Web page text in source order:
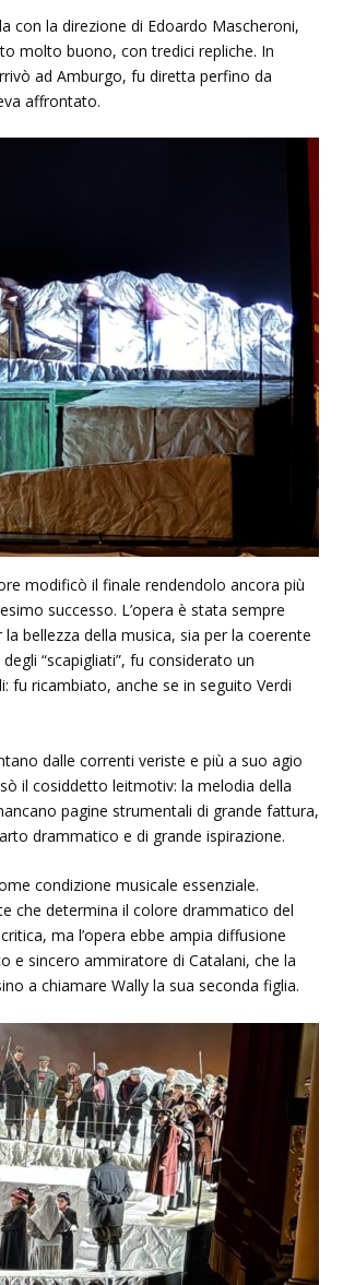
con la direzione di Edoardo Mascheroni,
molto buono, con tredici repliche. In
ad Amburgo, fu diretta perfino da
affrontato.
modificò il finale rendendolo ancora più
successo. L’opera è stata sempre
bellezza della musica, sia per la coerente
“scapigliati”, fu considerato un
fu ricambiato, anche se in seguito Verdi
dalle correnti veriste e più a suo agio
il cosiddetto leitmotiv: la melodia della
pagine strumentali di grande fattura,
drammatico e di grande ispirazione.
condizione musicale essenziale.
che determina il colore drammatico del
ma l’opera ebbe ampia diffusione
e sincero ammiratore di Catalani, che la
a chiamare Wally la sua seconda figlia.